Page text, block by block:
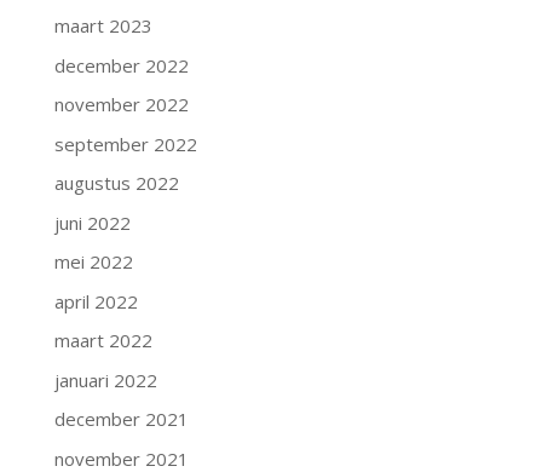
maart 2023
december 2022
november 2022
september 2022
augustus 2022
juni 2022
mei 2022
april 2022
maart 2022
januari 2022
december 2021
november 2021